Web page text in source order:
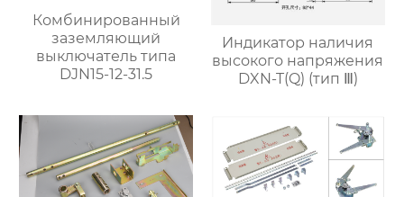
Комбинированный
заземляющий
выключатель типа
DJN15-12-31.5
Индикатор наличия
высокого напряжения
DXN-T(Q) (тип Ⅲ)